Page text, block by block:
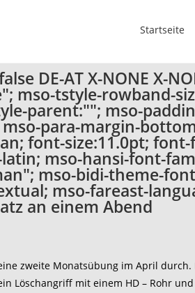
Startseite
DE-AT X-NONE X-
mso-tstyle-rowband-
parent:""; mso-
para-margin-
font-size:11.0pt;
mso-hansi-font-
mso-bidi-theme-
mso-fareast-
an einem Abend
zweite Monatsübung im April
Löschangriff mit einem HD – Rohr